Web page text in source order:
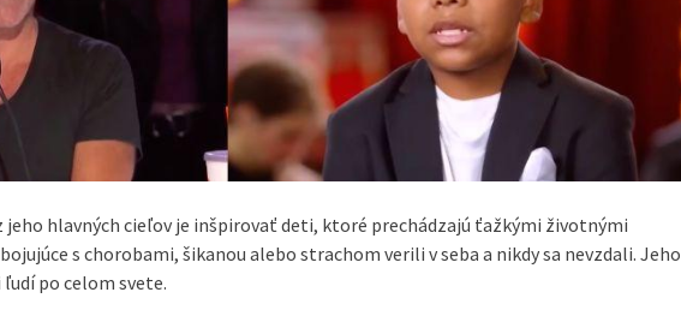
jeho hlavných cieľov je inšpirovať deti, ktoré prechádzajú ťažkými životnými
s chorobami, šikanou alebo strachom verili v seba a nikdy sa nevzdali. Jeho
po celom svete.